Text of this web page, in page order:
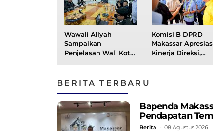
Wawali Aliyah
Sampaikan
Penjelasan Wali Kota
APBD 2025 Secara
Komisi B DPRD
Makassar
Kinerja Direksi,
BERITA TERBARU
Bapenda
Pendapatan
Berita 08 Agustus 2026